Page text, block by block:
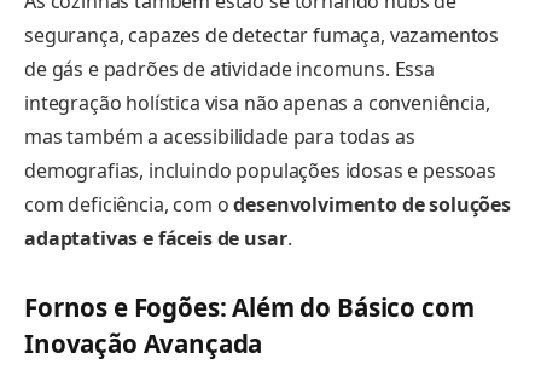
segurança, capazes de detectar fumaça, vazamentos
de gás e padrões de atividade incomuns. Essa
integração holística visa não apenas a conveniência,
mas também a acessibilidade para todas as
demografias, incluindo populações idosas e pessoas
com deficiência, com odesenvolvimento de soluções
adaptativas e fáceis de usar.
Fornos e Fogões: Além do Básico com
Inovação Avançada